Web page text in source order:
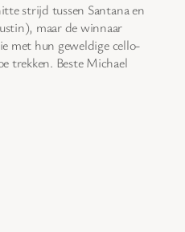
strijd tussen Santana en
maar de winnaar
met hun geweldige cello-
trekken. Beste Michael